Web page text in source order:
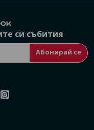
си събития
Абонирай се